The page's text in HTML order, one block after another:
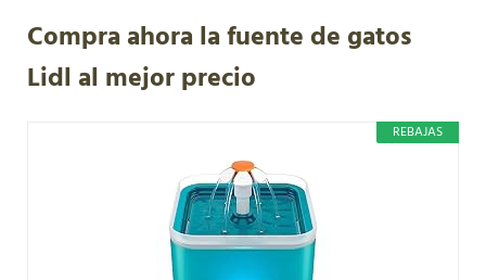
Compra ahora la fuente de gatos
Lidl al mejor precio
REBAJAS